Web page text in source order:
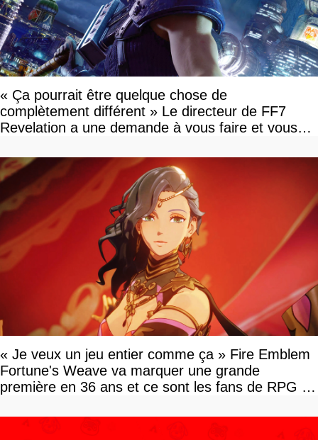
« Ça pourrait être quelque chose de
complètement différent » Le directeur de FF7
Revelation a une demande à vous faire et vous
« Je veux un jeu entier comme ça » Fire Emblem
Fortune's Weave va marquer une grande
première en 36 ans et ce sont les fans de RPG en